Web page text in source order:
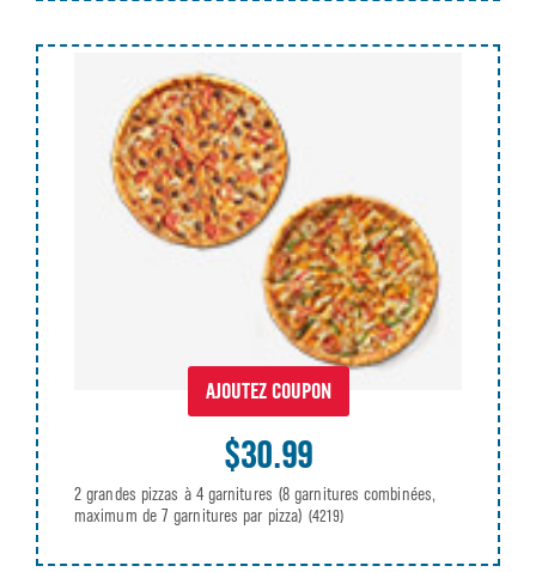
AJOUTEZ COUPON
$30.99
2 grandes pizzas à 4 garnitures (8 garnitures combinées,
maximum de 7 garnitures par pizza) (4219)